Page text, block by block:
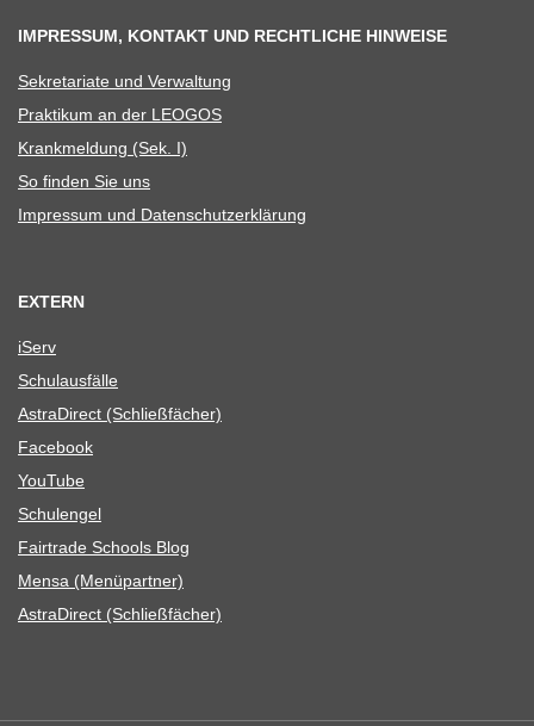
IMPRESSUM, KONTAKT UND RECHTLICHE HINWEISE
Sekre­ta­riate und Verwaltung
Prak­ti­kum an der LEOGOS
Krank­mel­dung (Sek. I)
So fin­den Sie uns
Impres­sum und Datenschutzerklärung
EXTERN
iServ
Schul­aus­fälle
Astra­Di­rect (Schließ­fä­cher)
Face­book
You­Tube
Schul­en­gel
Fair­trade Schools Blog
Mensa (Menü­part­ner)
Astra­Di­rect (Schließ­fä­cher)